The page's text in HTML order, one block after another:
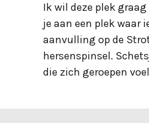
Ik wil deze plek
je aan een plek waar
aanvulling op de
hersenspinsel.
die zich geroepen